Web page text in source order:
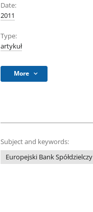
Date:
2011
Type:
artykuł
More
Subject and keywords:
Europejski Bank Spółdzielczy